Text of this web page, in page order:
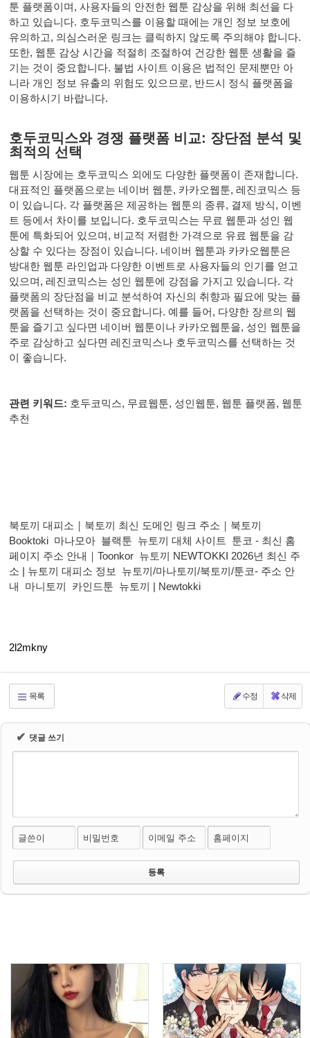
툰 플랫폼이며, 사용자들의 안전한 웹툰 감상을 위해 최선을 다
하고 있습니다. 호두코믹스를 이용할 때에는 개인 정보 보호에
유의하고, 의심스러운 링크는 클릭하지 않도록 주의해야 합니다.
또한, 웹툰 감상 시간을 적절히 조절하여 건강한 웹툰 생활을 즐
기는 것이 중요합니다. 불법 사이트 이용은 법적인 문제뿐만 아
니라 개인 정보 유출의 위험도 있으므로, 반드시 정식 플랫폼을
이용하시기 바랍니다.
호두코믹스와 경쟁 플랫폼 비교: 장단점 분석 및
최적의 선택
웹툰 시장에는 호두코믹스 외에도 다양한 플랫폼이 존재합니다.
대표적인 플랫폼으로는 네이버 웹툰, 카카오웹툰, 레진코믹스 등
이 있습니다. 각 플랫폼은 제공하는 웹툰의 종류, 결제 방식, 이벤
트 등에서 차이를 보입니다. 호두코믹스는 무료 웹툰과 성인 웹
툰에 특화되어 있으며, 비교적 저렴한 가격으로 유료 웹툰을 감
상할 수 있다는 장점이 있습니다. 네이버 웹툰과 카카오웹툰은
방대한 웹툰 라인업과 다양한 이벤트로 사용자들의 인기를 얻고
있으며, 레진코믹스는 성인 웹툰에 강점을 가지고 있습니다. 각
플랫폼의 장단점을 비교 분석하여 자신의 취향과 필요에 맞는 플
랫폼을 선택하는 것이 중요합니다. 예를 들어, 다양한 장르의 웹
툰을 즐기고 싶다면 네이버 웹툰이나 카카오웹툰을, 성인 웹툰을
주로 감상하고 싶다면 레진코믹스나 호두코믹스를 선택하는 것
이 좋습니다.
관련 키워드: 호두코믹스, 무료웹툰, 성인웹툰, 웹툰 플랫폼, 웹툰
추천
북토끼 대피소｜북토끼 최신 도메인 링크 주소｜북토끼
Booktoki 마나모아 블랙툰 뉴토끼 대체 사이트
툰코 - 최신 홈
페이지 주소 안내｜Toonkor 뉴토끼 NEWTOKKI 2026년 최신 주
소 | 뉴토끼 대피소 정보
뉴토끼/마나토끼/북토끼/툰코- 주소 안
내
마니토끼 카인드툰 뉴토끼 | Newtokki
2l2mkny
목록 수정 삭제
✔ 댓글 쓰기
글쓴이 비밀번호 이메일 주소 홈페이지
11